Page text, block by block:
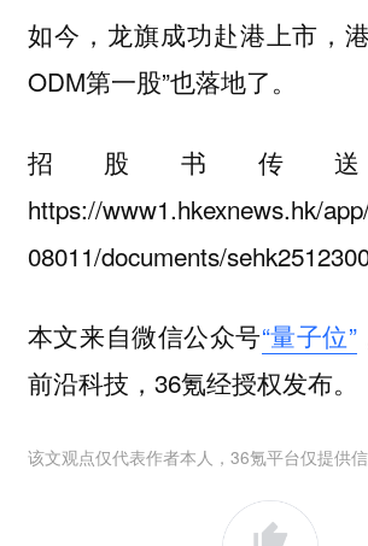
如今，龙旗成功赴港上市，
ODM第一股”也落地了。
招股书传
https://www1.hkexnews.hk/
08011/documents/
本文来自微信公众号“量子位”
前沿科技，36氪经授权发布。
该文观点仅代表作者本人，36氪平台仅提供信